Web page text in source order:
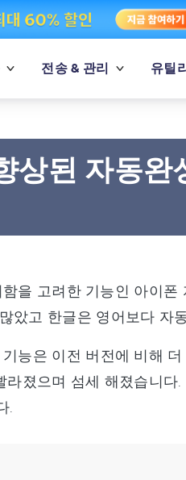
전송 & 관리 유틸
상된 자동
을 고려한 기능인 아이
았고 한글은 영어보다 자
능은 이전 버전에 비해
졌으며 섬세 해졌습니
.